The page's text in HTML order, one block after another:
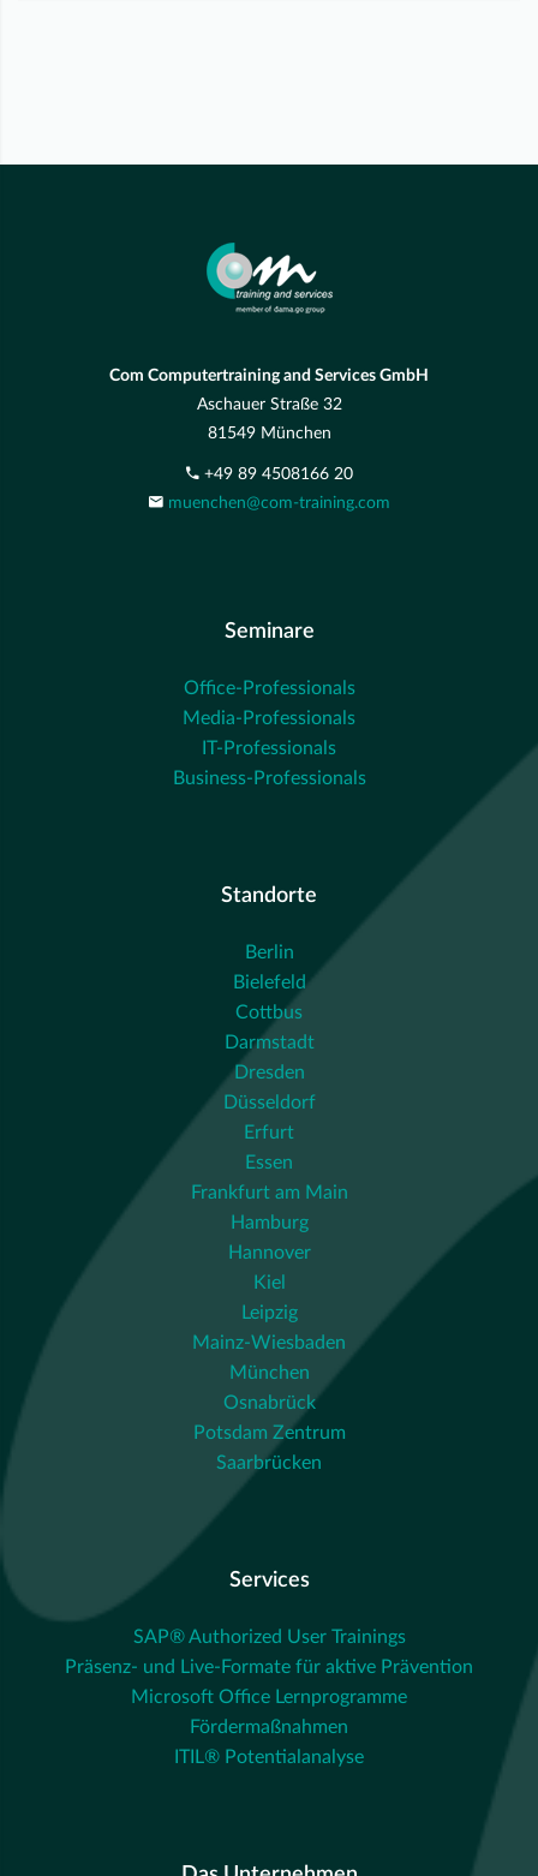
Com Computertraining and Services GmbH
Aschauer Straße 32
81549 München
+49 89 4508166 20
muenchen@com-training.com
Seminare
Office-Professionals
Media-Professionals
IT-Professionals
Business-Professionals
Standorte
Berlin
Bielefeld
Cottbus
Darmstadt
Dresden
Düsseldorf
Erfurt
Essen
Frankfurt am Main
Hamburg
Hannover
Kiel
Leipzig
Mainz-Wiesbaden
München
Osnabrück
Potsdam Zentrum
Saarbrücken
Services
SAP® Authorized User Trainings
Präsenz- und Live-Formate für aktive Prävention
Microsoft Office Lernprogramme
Fördermaßnahmen
ITIL® Potentialanalyse